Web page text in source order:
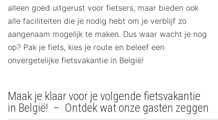
alleen goed uitgerust voor fietsers, maar bieden ook
alle faciliteiten die je nodig hebt om je verblijf zo
aangenaam mogelijk te maken. Dus waar wacht je nog
op? Pak je fiets, kies je route en beleef een
onvergetelijke fietsvakantie in België!
Maak je klaar voor je volgende fietsvakantie
in België! – Ontdek wat onze gasten zeggen